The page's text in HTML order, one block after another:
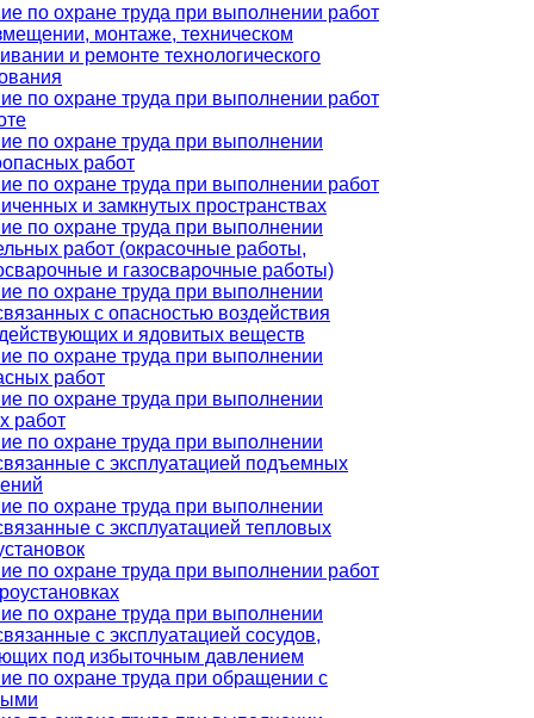
по охране труда при выполнении работ
монтаже, техническом
и ремонте технологического
по охране труда при выполнении работ
по охране труда при выполнении
работ
по охране труда при выполнении работ
и замкнутых пространствах
по охране труда при выполнении
работ (окрасочные работы,
и газосварочные работы)
по охране труда при выполнении
с опасностью воздействия
и ядовитых веществ
по охране труда при выполнении
работ
по охране труда при выполнении
работ
по охране труда при выполнении
с эксплуатацией подъемных
по охране труда при выполнении
с эксплуатацией тепловых
по охране труда при выполнении работ
по охране труда при выполнении
с эксплуатацией сосудов,
под избыточным давлением
по охране труда при обращении с